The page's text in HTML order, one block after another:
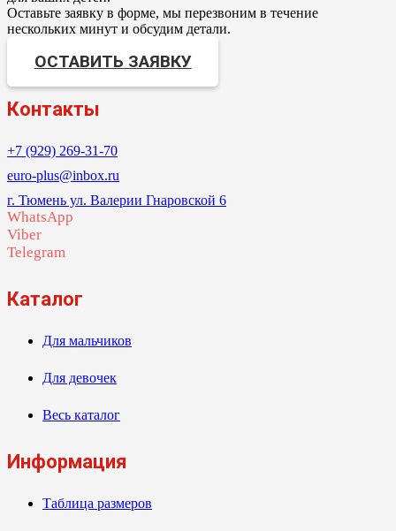
Оставьте заявку в форме, мы перезвоним в течение
нескольких минут и обсудим детали.
ОСТАВИТЬ ЗАЯВКУ
Контакты
+7 (929) 269-31-70
euro-plus@inbox.ru
г. Тюмень ул. Валерии Гнаровской 6
WhatsApp
Viber
Telegram
Каталог
Для мальчиков
Для девочек
Весь каталог
Информация
Таблица размеров